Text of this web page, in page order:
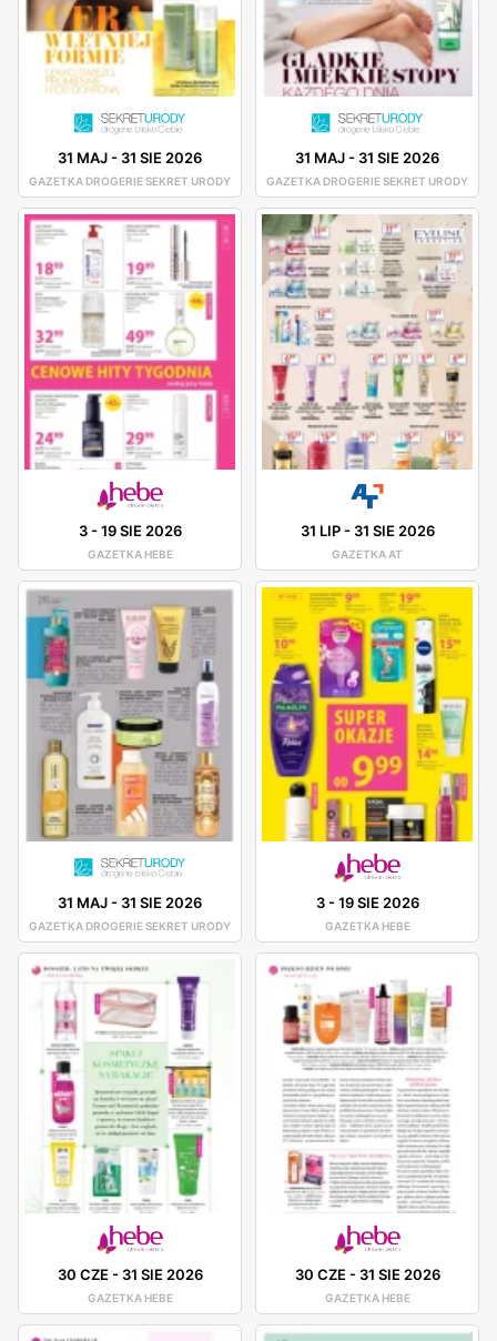
31 MAJ- 31 SIE 2026
GAZETKA DROGERIE SEKRET URODY
31 MAJ- 31 SIE 2026
GAZETKA DROGERIE SEKRET URODY
3-19 SIE 2026
GAZETKA HEBE
31 LIP- 31 SIE 2026
GAZETKA AT
31 MAJ- 31 SIE 2026
GAZETKA DROGERIE SEKRET URODY
3-19 SIE 2026
GAZETKA HEBE
30 CZE- 31 SIE 2026
GAZETKA HEBE
30 CZE- 31 SIE 2026
GAZETKA HEBE